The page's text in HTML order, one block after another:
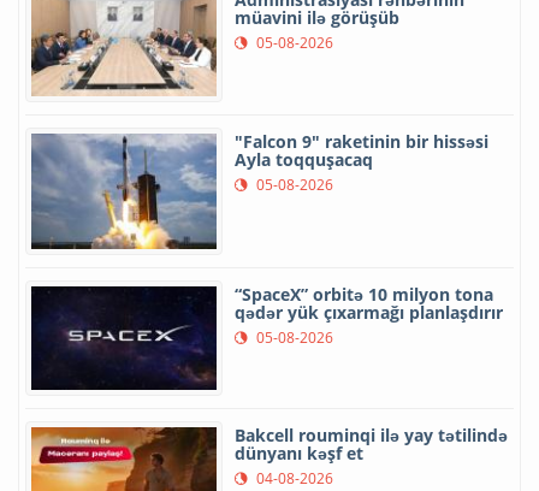
müavini ilə görüşüb
05-08-2026
"Falcon 9" raketinin bir hissəsi
Ayla toqquşacaq
05-08-2026
“SpaceX” orbitə 10 milyon tona
qədər yük çıxarmağı planlaşdırır
05-08-2026
Bakcell rouminqi ilə yay tətilində
dünyanı kəşf et
04-08-2026